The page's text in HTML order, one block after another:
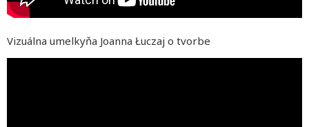
Vizuálna umelkyňa Joanna Łuczaj o tvorbe